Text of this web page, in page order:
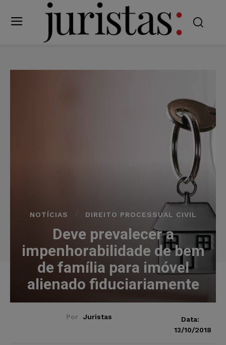
NOTÍCIAS DIREITO PROCESSUAL CIVIL
Deve prevalecer a
impenhorabilidade de bem
de família para imóvel
alienado fiduciariamente
Por Juristas
Data:
13/10/2018